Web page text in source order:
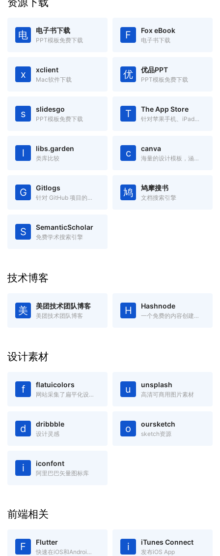
电 电子书下载
PPT模板免费下载 F Fox eBook
电子书下载
x xclient
Mac软件下载 优 优品PPT
PPT模板免费下载
s slidesgo
PPT模板免费下载 T The App Store
针对苹果手机、iPad、Mac 设备的应用搜索工具
l libs.garden
类库比较 c canva
海量的设计模板，涵盖海报、简历、名片、邀请函、Logo、PPT模板
G Gitlogs
针对 GitHub 项目的搜索引擎 鸠 鸠摩搜书
文档搜索引擎
S SemanticScholar
免费学术搜索引擎
技术博客
美 美团技术团队博客
美团技术团队博客 H Hashnode
一个免费的内容创建平台和社区，你可以在自己的域中发布文章
设计素材
f flatuicolors
网站采集了扁平化设计中最受欢迎的色彩，绝对是您进行扁平设计的必备工具，可以吸取复制任何你看中的色彩。 u unsplash
高清可商用图片素材
d dribbble
设计灵感 o oursketch
sketch资源
i iconfont
阿里巴巴矢量图标库
前端相关
F Flutter
快速在iOS和Android上构建高质量的原生用户界面 i iTunes Connect
发布iOS App